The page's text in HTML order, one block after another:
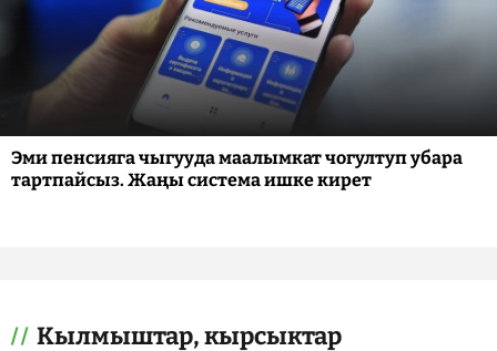
Эми пенсияга чыгууда маалымкат чогултуп убара
тартпайсыз. Жаңы система ишке кирет
Кылмыштар, кырсыктар